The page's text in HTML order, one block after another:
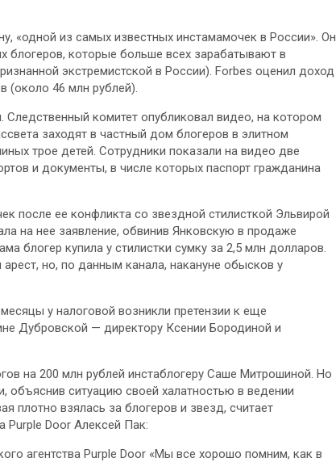
«одной из самых известных инстамамочек в России». Он
блогеров, которые больше всех зарабатывают в
экстремистской в России). Forbes оценил доход
(около 46 млн рублей).
комитет опубликовал видео, на котором
заходят в частный дом блогеров в элитном
трое детей. Сотрудники показали на видео две
и документы, в числе которых паспорт гражданина
после ее конфликта со звездной стилисткой Эльвирой
на нее заявление, обвинив Янковскую в продаже
блогер купила у стилистки сумку за 2,5 млн долларов.
но, по данным канала, накануне обысков у
у налоговой возникли претензии к еще
Дубровской — директору Ксении Бородиной и
на 200 млн рублей инстаблогеру Саше Митрошиной. Но
объяснив ситуацию своей халатностью в ведении
плотно взялась за блогеров и звезд, считает
Purple Door Алексей Пак:
агентства Purple Door «Мы все хорошо помним, как в